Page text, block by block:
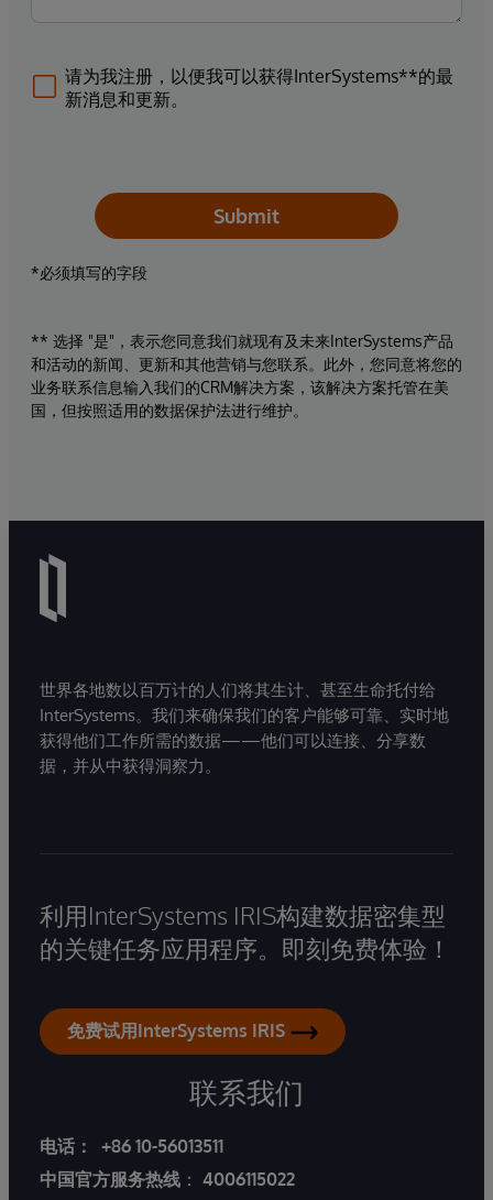
请为我注册，以便我可以获得InterSystems**的最
新消息和更新。
Submit
*必须填写的字段
** 选择 "是"，表示您同意我们就现有及未来InterSystems产品
和活动的新闻、更新和其他营销与您联系。此外，您同意将您的
业务联系信息输入我们的CRM解决方案，该解决方案托管在美
国，但按照适用的数据保护法进行维护。
世界各地数以百万计的人们将其生计、甚至生命托付给
InterSystems。我们来确保我们的客户能够可靠、实时地
获得他们工作所需的数据——他们可以连接、分享数
据，并从中获得洞察力。
利用InterSystems IRIS构建数据密集型
的关键任务应用程序。即刻免费体验！
免费试用InterSystems IRIS
联系我们
电话：
+86 10-56013511
中国官方服务热线 ： 4006115022